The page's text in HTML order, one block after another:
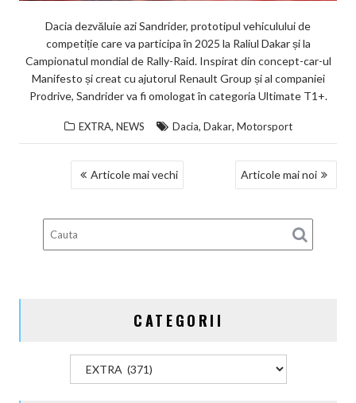
Dacia dezvăluie azi Sandrider, prototipul vehiculului de
competiție care va participa în 2025 la Raliul Dakar și la
Campionatul mondial de Rally-Raid. Inspirat din concept-car-ul
Manifesto și creat cu ajutorul Renault Group și al companiei
Prodrive, Sandrider va fi omologat în categoria Ultimate T1+.
EXTRA, NEWS Dacia, Dakar, Motorsport
NAVIGARE
ARTICOLE
Articole mai vechi Articole mai noi
CATEGORII